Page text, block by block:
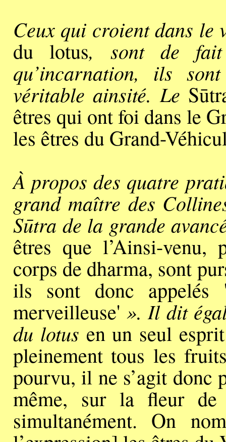
Ceux qui croient dans le
du lotus, sont de
qu’incarnation, ils
véritable ainsité. Le
êtres qui ont foi dans le
les êtres du Grand-
À propos des quatre
grand maître des
Sūtra de la grande
êtres que l’Ainsi-venu,
corps de dharma, sont
ils sont donc
merveilleuse' ». Il dit
du lotus en un seul
pleinement tous les
pourvu, il ne s’agit donc
même, sur la fleur de
simultanément. On